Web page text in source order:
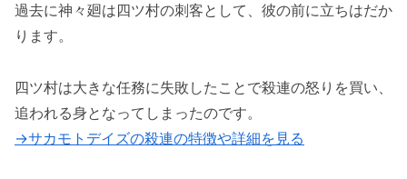
過去に神々廻は四ツ村の刺客として、彼の前に立ちはだか
ります。
四ツ村は大きな任務に失敗したことで殺連の怒りを買い、
追われる身となってしまったのです。
→サカモトデイズの殺連の特徴や詳細を見る